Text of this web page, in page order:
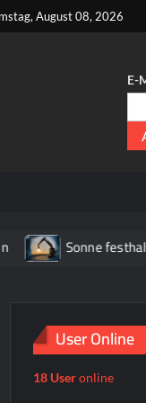
August 08, 2026
E-
Sonne festhalten
User Online
18 Useronline